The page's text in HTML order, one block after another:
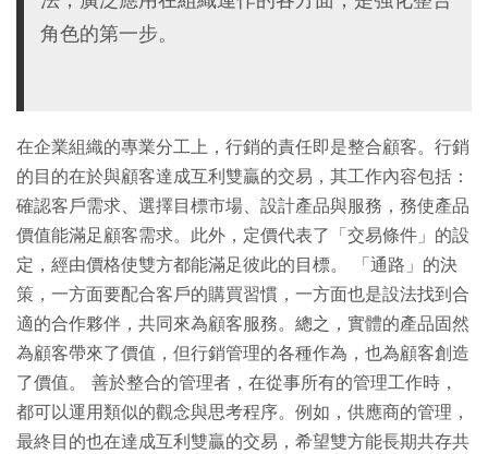
角色的第一步。
在企業組織的專業分工上，行銷的責任即是整合顧客。行銷
的目的在於與顧客達成互利雙贏的交易，其工作內容包括：
確認客戶需求、選擇目標市場、設計產品與服務，務使產品
價值能滿足顧客需求。此外，定價代表了「交易條件」的設
定，經由價格使雙方都能滿足彼此的目標。 「通路」的決
策，一方面要配合客戶的購買習慣，一方面也是設法找到合
適的合作夥伴，共同來為顧客服務。總之，實體的產品固然
為顧客帶來了價值，但行銷管理的各種作為，也為顧客創造
了價值。 善於整合的管理者，在從事所有的管理工作時，
都可以運用類似的觀念與思考程序。例如，供應商的管理，
最終目的也在達成互利雙贏的交易，希望雙方能長期共存共